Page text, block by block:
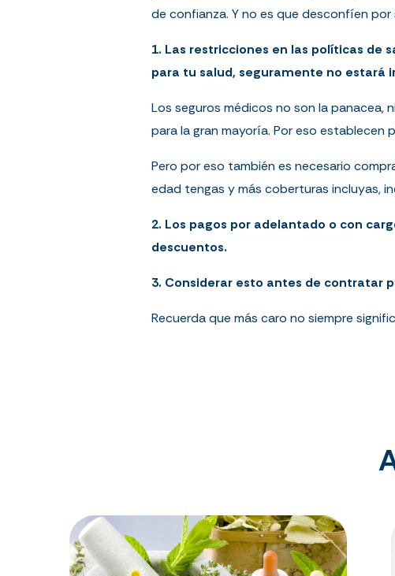
de confianza. Y no es que desconfíen
1. Las restricciones en las políticas de
para tu salud, seguramente no estará
Los seguros médicos no son la
para la gran mayoría. Por eso
Pero por eso también es necesario
edad tengas y más coberturas incluyas,
2. Los pagos por adelantado o con
descuentos.
3. Considerar esto antes de contratar
Recuerda que más caro no siempre